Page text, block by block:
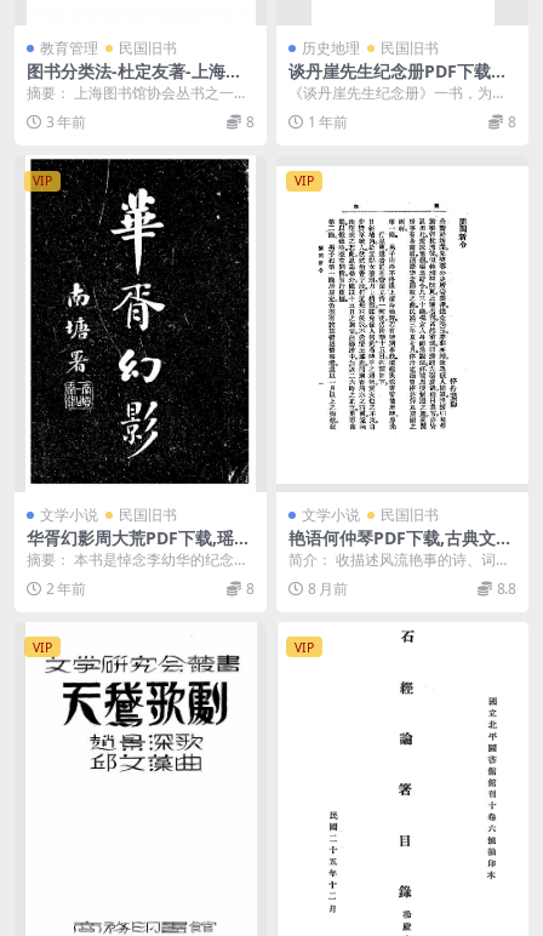
教育管理 民国旧书
图书分类法-杜定友著-上海图
书馆协会-民国14[1925]
摘要： 上海图书馆协会丛书之一，
图书馆学，分上、中、下3编：上编
为说明、介绍中外...
3 年前 8
历史地理 民国旧书
谈丹崖先生纪念册PDF下载，
谈丹崖年谱
《谈丹崖先生纪念册》一书，为纪
念近代著名银行家、实业家谈丹崖
先生（谈荔孙，188...
1 年前 8
VIP
文学小说 民国旧书
华胥幻影周大荒PDF下载,瑶华
小传,周大荒文集
摘要： 本书是悼念李幼华的纪念集
子。除题辞、《瑶华小传》（大
荒）外，均为致悼的诗...
2 年前 8
VIP
文学小说 民国旧书
艳语何仲琴PDF下载,古典文学
风流艳事集锦
简介： 收描述风流艳事的诗、词、
韵语、散文共23篇。共中有停舟的
《兰闺新令》，顾...
8 月前 8.8
VIP VIP